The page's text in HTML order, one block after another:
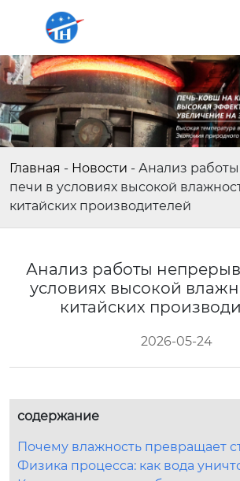
Главная - Новости - Анализ
печи в условиях высокой
китайских производителей
Анализ работы
условиях высокой
китайских
2026-05-24
содержание
Почему влажность превращает
Физика процесса: как вода